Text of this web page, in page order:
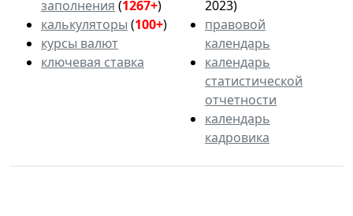
заполнения (1267+)
калькуляторы (100+)
курсы валют
ключевая ставка
2023)
правовой
календарь
календарь
статистической
отчетности
календарь
кадровика